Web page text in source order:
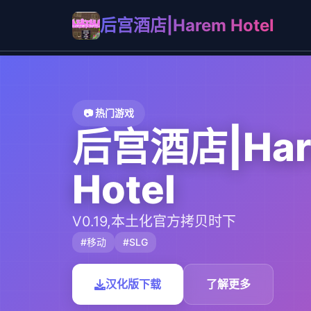
后宫酒店|Harem Hotel
📷 热门游戏
后宫酒店
Hotel
V0.19,本土化官方拷贝时下
#移动 #SLG
汉化版下载 了解更多